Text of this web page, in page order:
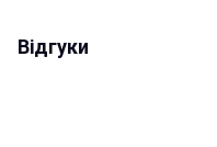
Відгуки